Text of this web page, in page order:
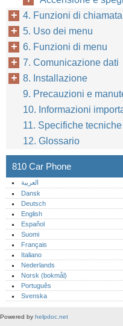
4. Funzioni di chiamata
5. Uso dei menu
6. Funzioni di menu
7. Comunicazione dati
8. Installazione
9. Precauzioni e
10. Informazioni
11. Specifiche tecniche
12. Glossario
810 Car Phone
العربية
Dansk
Deutsch
English
Español
Suomi
Français
Italiano
Nederlands
Norsk (bokmål)‎
Português‎
Svenska
Powered by helpdoc.net